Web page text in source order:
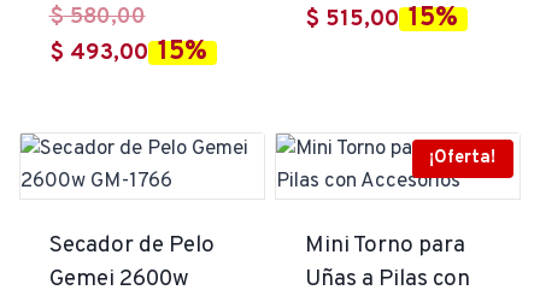
$580,00El
precio
$ 580,00.
$ 493,00El
es:
$ 493,00.
15%
precio
$ 605,00.
$ 515,00El
es:
$ 515,00.
15%
Secador de Pelo
Gemei 2600w
¡Oferta!
Mini Torno para
Uñas a Pilas con